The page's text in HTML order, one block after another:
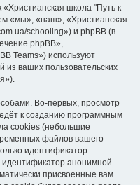
школа "Путь к
«мы», «наш», «Христианская
schooling») и phpBB (в
phpBB»,
Teams») используют
ваших пользовательских
Во-первых, просмотр
к созданию программным
cookies (небольшие
файлов вашего
идентификатор
анонимной
присвоенные вам